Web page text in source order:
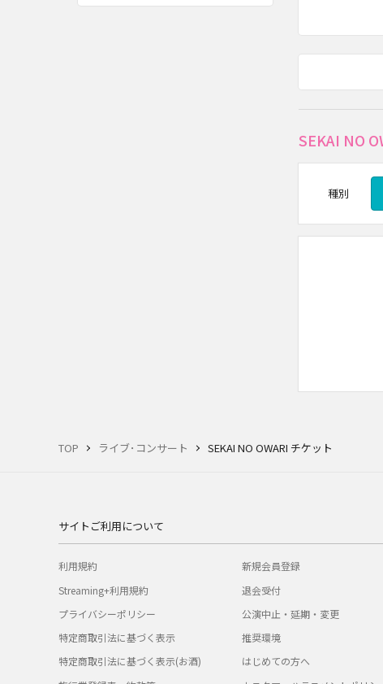
TOP ライブ･コンサート SEKAI NO OWARI チケット
SEKAI NO
種別
サイトご利用について
利用規約
Streaming+利用規約
プライバシーポリシー
特定商取引法に基づく表示
特定商取引法に基づく表示(お酒)
新規会員登録
退会受付
公演中止・延期・変更
推奨環境
はじめての方へ